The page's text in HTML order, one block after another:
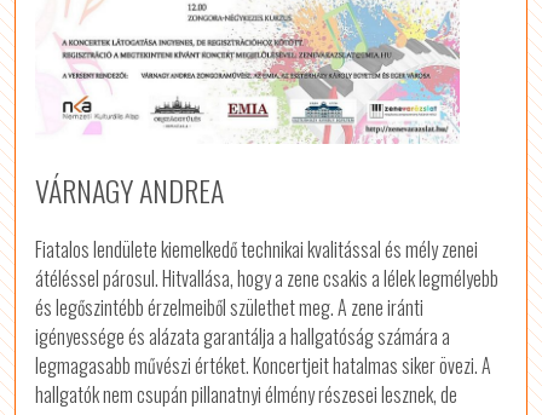
VÁRNAGY ANDREA
Fiatalos lendülete kiemelkedő technikai kvalitással és mély zenei
átéléssel párosul. Hitvallása, hogy a zene csakis a lélek legmélyebb
és legőszintébb érzelmeiből születhet meg. A zene iránti
igényessége és alázata garantálja a hallgatóság számára a
legmagasabb művészi értéket. Koncertjeit hatalmas siker övezi. A
hallgatók nem csupán pillanatnyi élmény részesei lesznek, de